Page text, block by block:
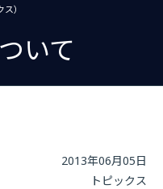
）
いて
2013年06月05日
トピックス